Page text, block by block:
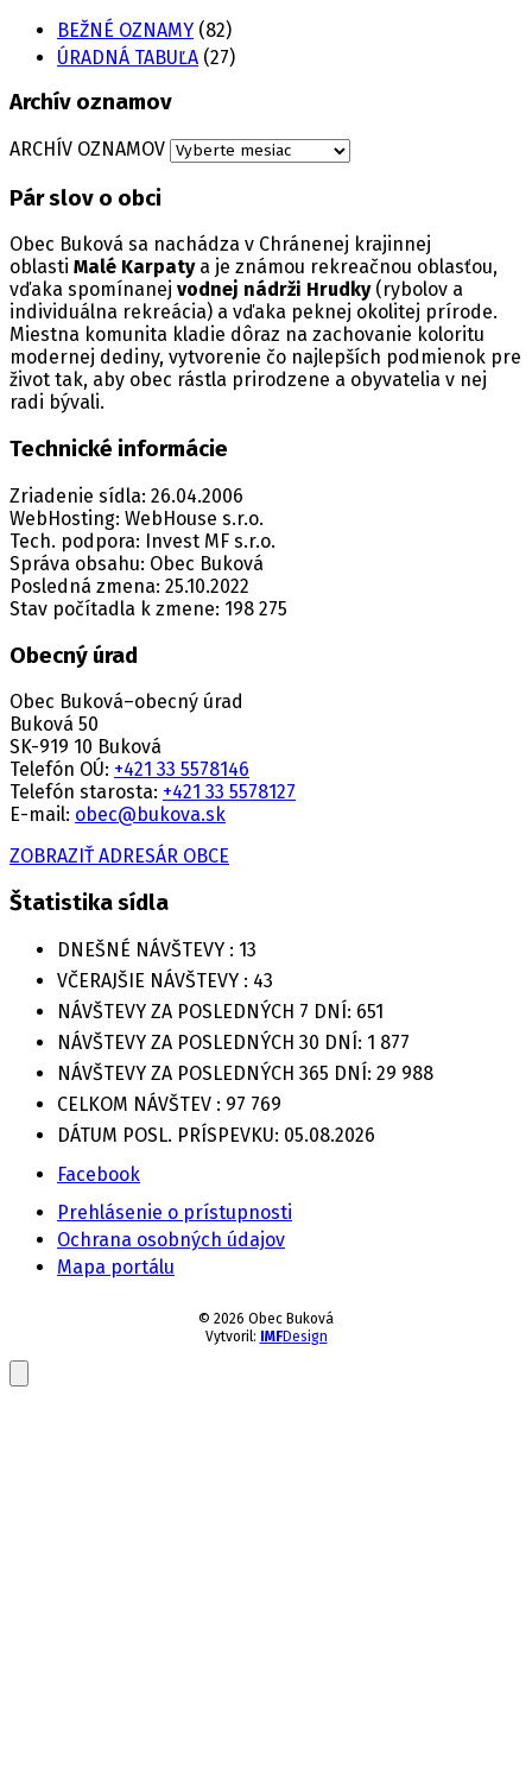
BEŽNÉ OZNAMY (82)
ÚRADNÁ TABUĽA (27)
Archív oznamov
ARCHÍV OZNAMOV
Pár slov o obci
Obec Buková sa nachádza v Chránenej krajinnej
oblasti Malé Karpatya je známou rekreačnou oblasťou,
vďaka spomínanej vodnej nádrži Hrudky(rybolov a
individuálna rekreácia) a vďaka peknej okolitej prírode.
Miestna komunita kladie dôraz na zachovanie koloritu
modernej dediny, vytvorenie čo najlepších podmienok pre
život tak, aby obec rástla prirodzene a obyvatelia v nej
radi bývali.
Technické informácie
Zriadenie sídla: 26.04.2006
WebHosting: WebHouse s.r.o.
Tech. podpora: Invest MF s.r.o.
Správa obsahu: Obec Buková
Posledná zmena: 25.10.2022
Stav počítadla k zmene: 198 275
Obecný úrad
Obec Buková–obecný úrad
Buková 50
SK-919 10 Buková
Telefón OÚ: +421 33 5578146
Telefón starosta: +421 33 5578127
E-mail: obec@bukova.sk
ZOBRAZIŤ ADRESÁR OBCE
Štatistika sídla
DNEŠNÉ NÁVŠTEVY : 13
VČERAJŠIE NÁVŠTEVY : 43
NÁVŠTEVY ZA POSLEDNÝCH 7 DNÍ: 651
NÁVŠTEVY ZA POSLEDNÝCH 30 DNÍ: 1 877
NÁVŠTEVY ZA POSLEDNÝCH 365 DNÍ: 29 988
CELKOM NÁVŠTEV : 97 769
DÁTUM POSL. PRÍSPEVKU: 05.08.2026
Facebook
Prehlásenie o prístupnosti
Ochrana osobných údajov
Mapa portálu
© 2026 Obec Buková
Vytvoril: IMFDesign